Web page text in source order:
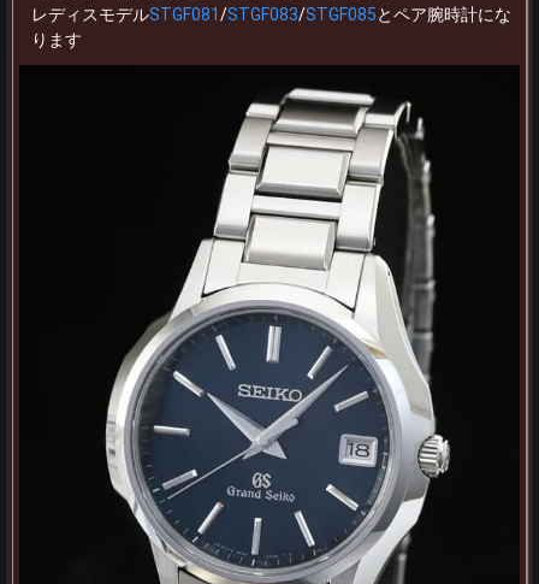
レディスモデルSTGF081/STGF083/STGF085とペア腕時計にな
ります